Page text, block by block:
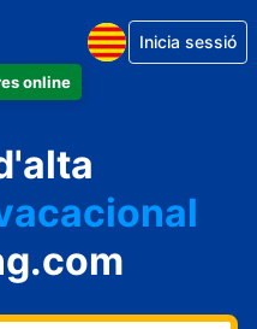
online
Inicia sessió
rural